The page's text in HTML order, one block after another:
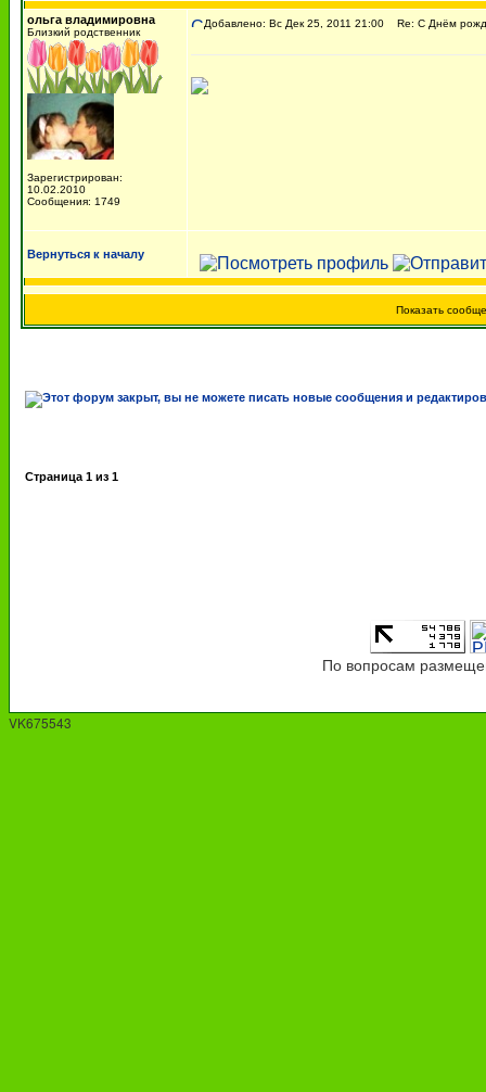
ольга владимировна
Близкий родственник
Зарегистрирован:
10.02.2010
Сообщения: 1749
Добавлено: Вс Дек 25, 2011 21:00 Re: С Днём
Вернуться к началу
Показать
Страница 1 из 1
По вопросам
VK675543